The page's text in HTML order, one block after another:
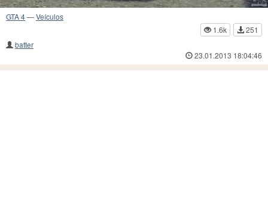
GTA 4—Veículos
1.6k
251
batter
23.01.2013 18:04:46